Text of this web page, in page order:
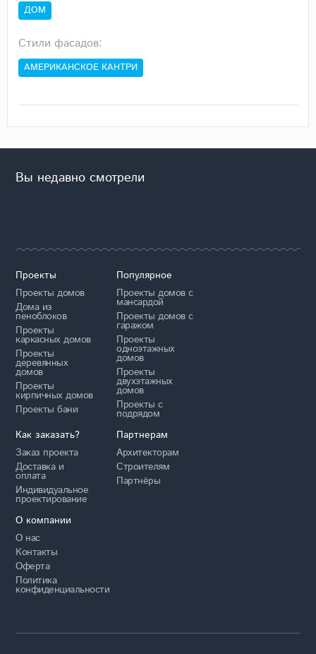
ДОМ
Стили фасадов:
АМЕРИКАНСКОЕ КАНТРИ
Вы недавно смотрели
Проекты
Проекты домов
Дома из
пеноблоков
Проекты
каркасных домов
Проекты
деревянных
домов
Проекты
кирпичных домов
Проекты бани
Популярное
Проекты домов с
мансардой
Проекты домов с
гаражом
Проекты
одноэтажных
домов
Проекты
двухэтажных
домов
Проекты с
подрядом
Как заказать?
Заказ проекта
Доставка и
оплата
Индивидуальное
проектирование
Партнерам
Архитекторам
Строителям
Партнёры
О компании
О нас
Контакты
Оферта
Политика
конфиденциальности